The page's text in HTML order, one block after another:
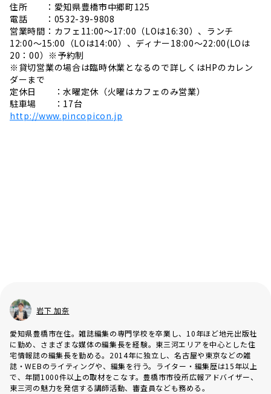
住所 ：愛知県豊橋市中郷町125
電話 ：0532-39-9808
営業時間：カフェ11:00〜17:00（LOは16:30）、ランチ
12:00〜15:00（LOは14:00）、ディナー18:00〜22:00(LOは
20：00）※予約制
※貸切営業の場合は臨時休業となるので詳しくはHPのカレン
ダーまで
定休日 ：水曜定休（火曜はカフェのみ営業）
駐車場 ：17台
http://www.pincopicon.jp
岩下 加奈
愛知県豊橋市在住。雑誌編集の専門学校を卒業し、10年ほど地元出版社
に勤め、さまざまな媒体の編集長を経験。東三河エリアを中心とした住
宅情報誌の編集長を勤める。2014年に独立し、名古屋や東京などの雑
誌・WEBのライティングや、編集を行う。ライター・編集歴は15年以上
で、年間1000件以上の取材をこなす。豊橋市市役所広報アドバイザー、
東三河の魅力を発信する講師活動、審査員なども務める。